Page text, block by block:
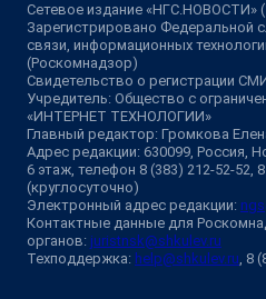
Сетевое издание «НГС.НОВОСТИ»
Зарегистрировано Федеральной
связи, информационных
(Роскомнадзор)
Свидетельство о регистрации
Учредитель: Общество с
«ИНТЕРНЕТ ТЕХНОЛОГИИ»
Главный редактор: Громкова
Адрес редакции: 630099, Россия,
6 этаж, телефон 8 (383) 212-52-52,
(круглосуточно)
Электронный адрес редакции:
Контактные данные для
органов: juristnsk@shkulev.ru
Техподдержка: help@shkulev.ru, 8